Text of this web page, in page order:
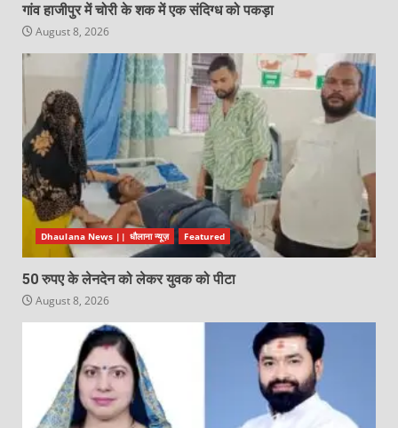
गांव हाजीपुर में चोरी के शक में एक संदिग्ध को पकड़ा
August 8, 2026
Dhaulana News || धौलाना न्यूज़ Featured
50 रुपए के लेनदेन को लेकर युवक को पीटा
August 8, 2026